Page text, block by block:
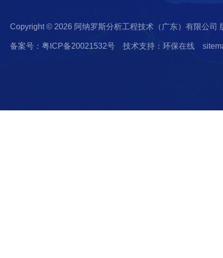
Copyright © 2026 阿纳罗斯分析工程技术（广东）有限公司
备案号：粤ICP备20021532号 技术支持：环保在线